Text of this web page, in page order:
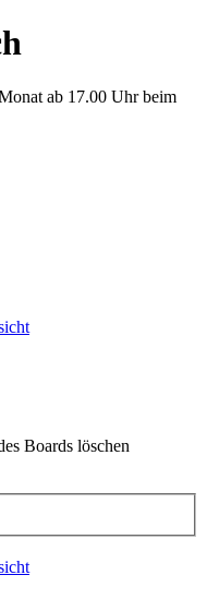
ab 17.00 Uhr beim
Boards löschen